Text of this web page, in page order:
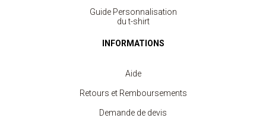
Guide Personnalisation
du t-shirt
INFORMATIONS
Aide
Retours et Remboursements
Demande de devis